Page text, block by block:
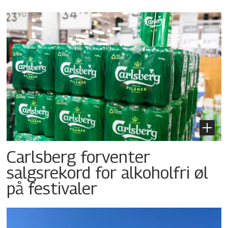
Carlsberg forventer
salgsrekord for alkoholfri øl
på festivaler